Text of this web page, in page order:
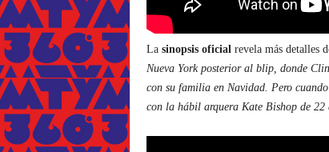
La sinopsis oficialrevela más detalles
Nueva York posterior al blip, donde
con su familia en Navidad. Pero cuando
con la hábil arquera Kate Bishop de